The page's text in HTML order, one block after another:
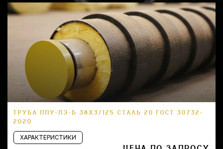
ТРУБА ППУ-ПЭ-Б 38Х3/125 СТАЛЬ 20 ГОСТ 30732-
2020
ХАРАКТЕРИСТИКИ